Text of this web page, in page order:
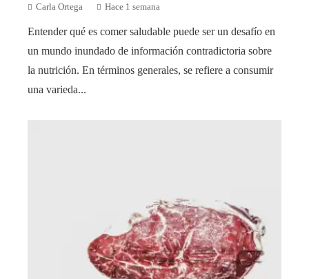
Carla Ortega Hace 1 semana
Entender qué es comer saludable puede ser un desafío en
un mundo inundado de información contradictoria sobre
la nutrición. En términos generales, se refiere a consumir
una varieda...